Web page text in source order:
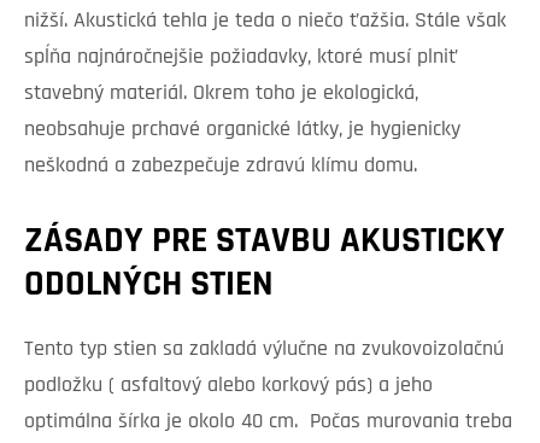
nižší. Akustická tehla je teda o niečo ťažšia. Stále však
spĺňa najnáročnejšie požiadavky, ktoré musí plniť
stavebný materiál. Okrem toho je ekologická,
neobsahuje prchavé organické látky, je hygienicky
neškodná a zabezpečuje zdravú klímu domu.
ZÁSADY PRE STAVBU AKUSTICKY
ODOLNÝCH STIEN
Tento typ stien sa zakladá výlučne na zvukovoizolačnú
podložku ( asfaltový alebo korkový pás) a jeho
optimálna šírka je okolo 40 cm. Počas murovania treba